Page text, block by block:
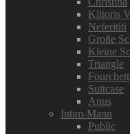
Klitoris
Neferititi
Große
Kleine
Triangle
Suitcase
Anus
Intim-Mann
Public